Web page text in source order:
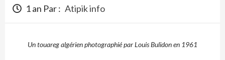
1 an Par : Atipik info
Un touareg algérien photographié par Louis Bulidon en 1961